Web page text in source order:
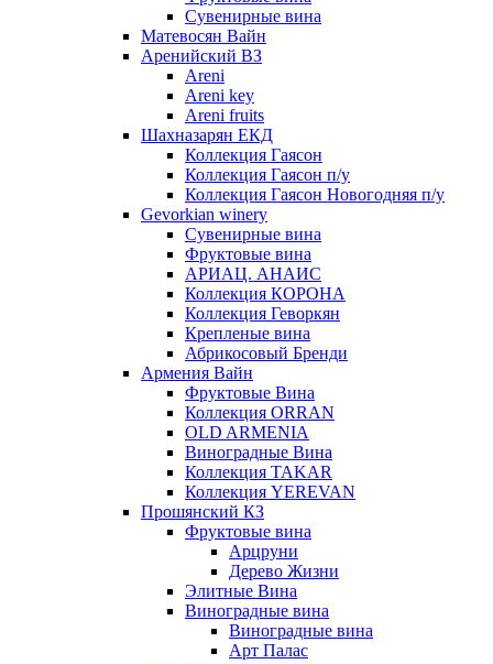
Cувенирные вина
Матевосян Вайн
Аренийский ВЗ
Areni
Areni key
Areni fruits
Шахназарян ЕКД
Коллекция Гаясон
Коллекция Гаясон п/у
Коллекция Гаясон Новогодняя п/у
Gevorkian winery
Сувенирные вина
Фруктовые вина
АРИАЦ. АНАИС
Коллекция КОРОНА
Коллекция Геворкян
Крепленые вина
Абрикосовый Бренди
Армения Вайн
Фруктовые Вина
Коллекция ORRAN
OLD ARMENIA
Виноградные Вина
Коллекция TAKAR
Коллекция YEREVAN
Прошянский КЗ
Фруктовые вина
Арцруни
Дерево Жизни
Элитные Вина
Виноградные вина
Виноградные вина
Арт Палас